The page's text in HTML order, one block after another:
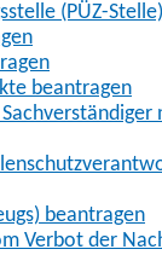
(PÜZ-
beantragen
beantragen
Verbot der